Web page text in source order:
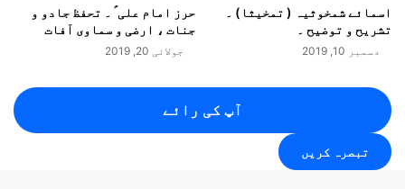
اسمائے شمخوثیہ ( تمخیثا) ۔
تشریح و توضیح ۔
دسمبر 10, 2019
حرز امام علی ؑ ۔ تحفظ جادو و
جنات ، ارضی و سماوی آفات
جولائی 20, 2019
آپ کی رائے